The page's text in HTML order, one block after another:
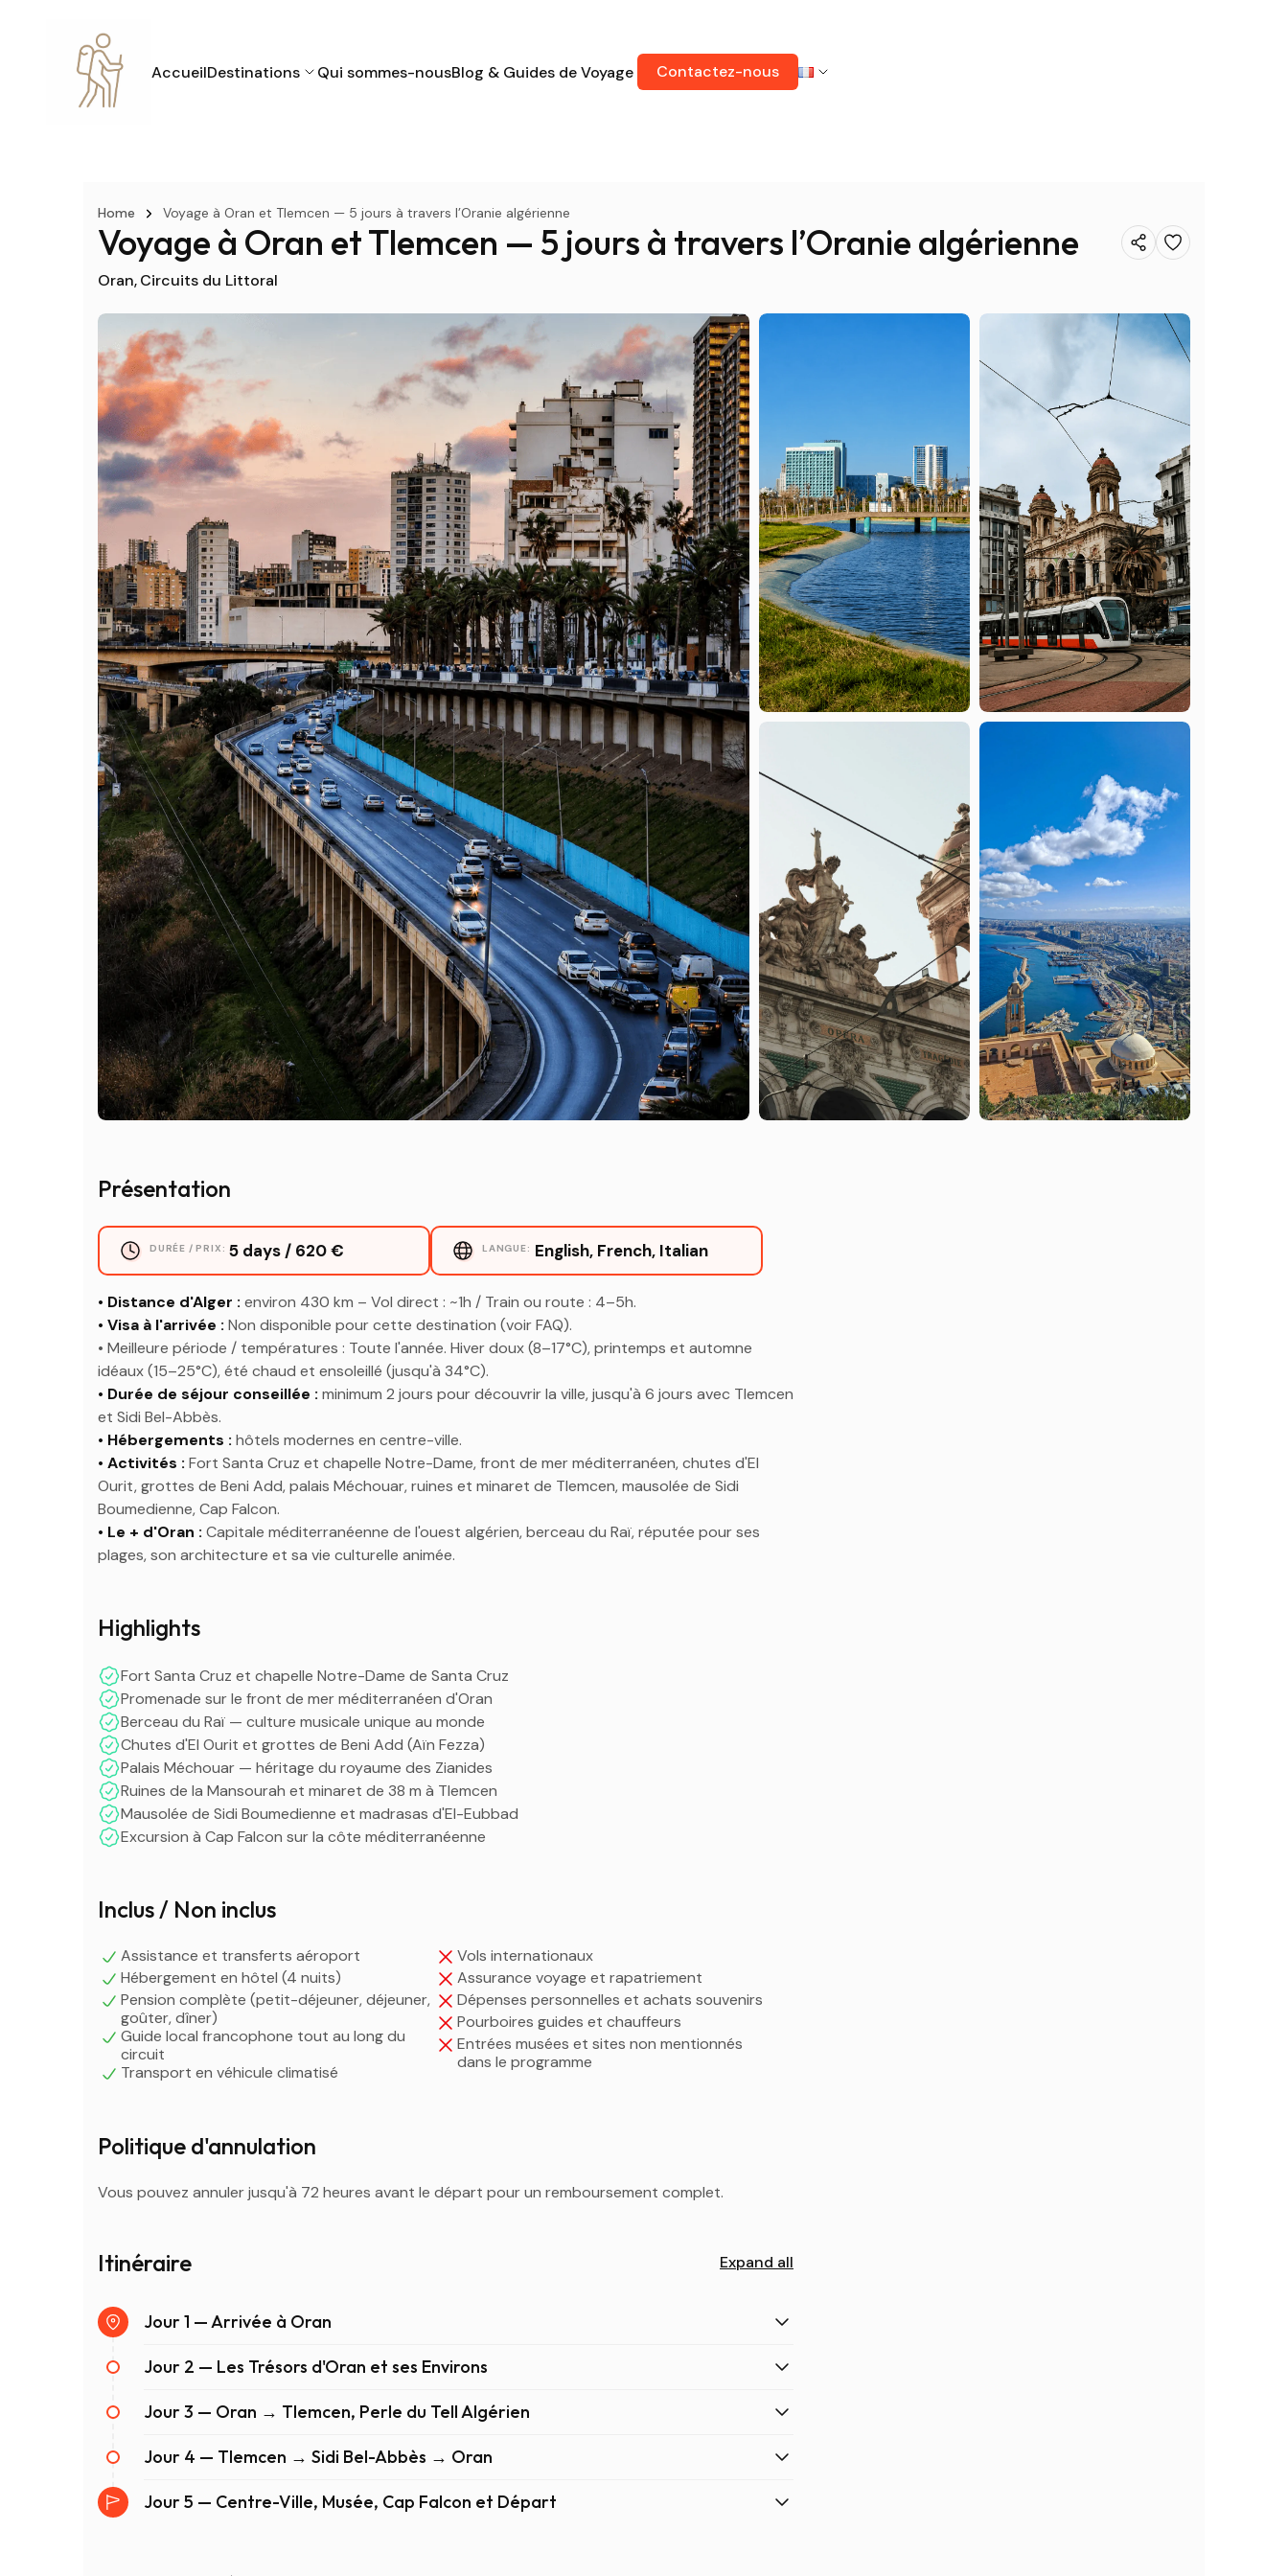
AccueilDestinations Qui sommes-nousBlog & Guides de Voyage Contactez-nous
Home Voyage à Oran et Tlemcen — 5 jours à travers l’Oranie algérienne
Voyage à Oran et Tlemcen — 5 jours à travers l’Oranie algérienne
Oran Circuits du Littoral
Présentation
DURÉE / PRIX: 5 days / 620 € LANGUE: English, French, Italian
• Distance d'Alger : environ 430 km – Vol direct : ~1h / Train ou route : 4–5h.
• Visa à l'arrivée : Non disponible pour cette destination (voir FAQ).
• Meilleure période / températures : Toute l'année. Hiver doux (8–17°C), printemps et automne
idéaux (15–25°C), été chaud et ensoleillé (jusqu'à 34°C).
• Durée de séjour conseillée : minimum 2 jours pour découvrir la ville, jusqu'à 6 jours avec Tlemcen
et Sidi Bel-Abbès.
• Hébergements : hôtels modernes en centre-ville.
• Activités : Fort Santa Cruz et chapelle Notre-Dame, front de mer méditerranéen, chutes d'El
Ourit, grottes de Beni Add, palais Méchouar, ruines et minaret de Tlemcen, mausolée de Sidi
Boumedienne, Cap Falcon.
• Le + d'Oran : Capitale méditerranéenne de l'ouest algérien, berceau du Raï, réputée pour ses
plages, son architecture et sa vie culturelle animée.
Highlights
Fort Santa Cruz et chapelle Notre-Dame de Santa Cruz
Promenade sur le front de mer méditerranéen d'Oran
Berceau du Raï — culture musicale unique au monde
Chutes d'El Ourit et grottes de Beni Add (Aïn Fezza)
Palais Méchouar — héritage du royaume des Zianides
Ruines de la Mansourah et minaret de 38 m à Tlemcen
Mausolée de Sidi Boumedienne et madrasas d'El-Eubbad
Excursion à Cap Falcon sur la côte méditerranéenne
Inclus / Non inclus
Assistance et transferts aéroport
Hébergement en hôtel (4 nuits)
Pension complète (petit-déjeuner, déjeuner,
goûter, dîner)
Guide local francophone tout au long du
circuit
Transport en véhicule climatisé
Vols internationaux
Assurance voyage et rapatriement
Dépenses personnelles et achats souvenirs
Pourboires guides et chauffeurs
Entrées musées et sites non mentionnés
dans le programme
Politique d'annulation
Vous pouvez annuler jusqu'à 72 heures avant le départ pour un remboursement complet.
Itinéraire Expand all
Jour 1 — Arrivée à Oran
Jour 2 — Les Trésors d'Oran et ses Environs
Jour 3 — Oran → Tlemcen, Perle du Tell Algérien
Jour 4 — Tlemcen → Sidi Bel-Abbès → Oran
Jour 5 — Centre-Ville, Musée, Cap Falcon et Départ